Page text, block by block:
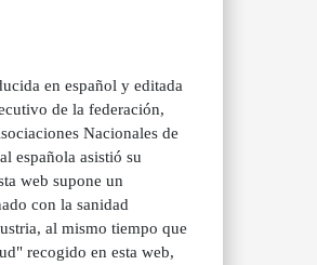
en español y editada
de la federación,
Nacionales de
española asistió su
web supone un
con la sanidad
al mismo tiempo que
recogido en esta web,